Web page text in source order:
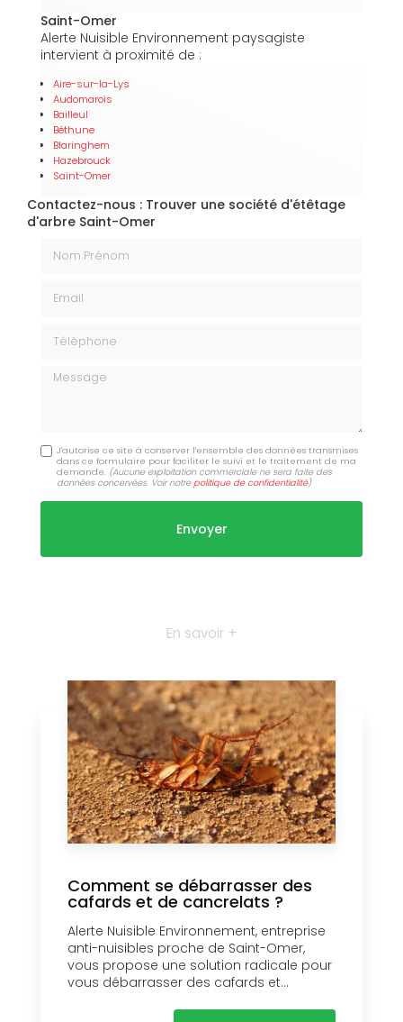
Saint-Omer
Alerte Nuisible Environnement paysagiste
intervient à proximité de :
Aire-sur-la-Lys
Audomarois
Bailleul
Béthune
Blaringhem
Hazebrouck
Saint-Omer
Contactez-nous : Trouver une société d'étêtage
d'arbre Saint-Omer
Message
J'autorise ce site à conserver l'ensemble des données transmises
dans ce formulaire pour faciliter le suivi et le traitement de ma
demande. (Aucune exploitation commerciale ne sera faite des
données concervées. Voir notrepolitique de confidentialité)
En savoir +
Comment se débarrasser des
cafards et de cancrelats ?
Alerte Nuisible Environnement, entreprise
anti-nuisibles proche de Saint-Omer,
vous propose une solution radicale pour
vous débarrasser des cafards et...